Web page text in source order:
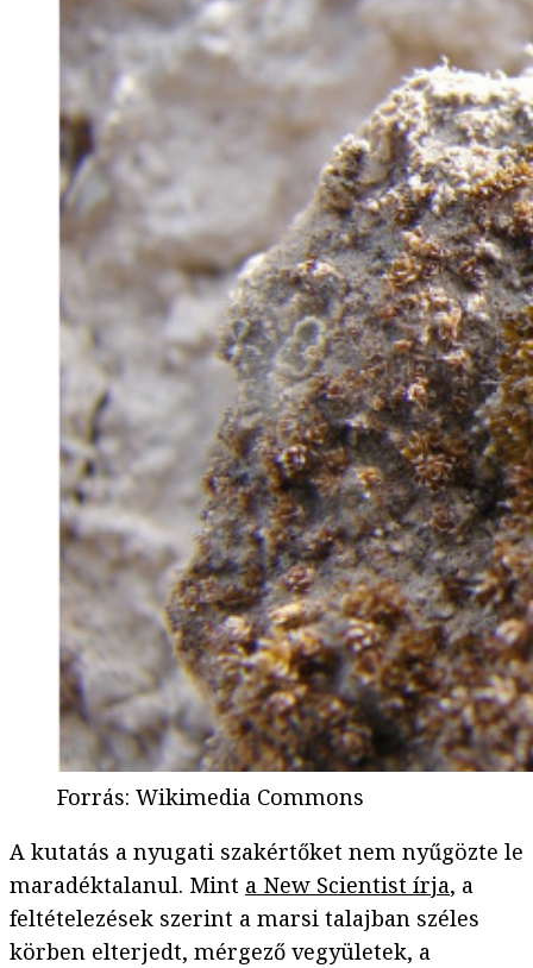
Forrás: Wikimedia Commons
A kutatás a nyugati szakértőket nem nyűgözte le
maradéktalanul. Mint a New Scientist írja, a
feltételezések szerint a marsi talajban széles
körben elterjedt, mérgező vegyületek, a